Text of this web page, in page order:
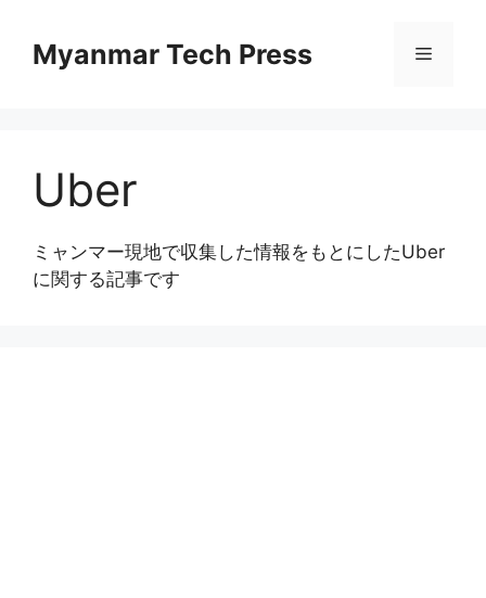
contentMyanmar Tech Press Menu
Uber
ミャンマー現地で収集した情報をもとにしたUber
に関する記事です